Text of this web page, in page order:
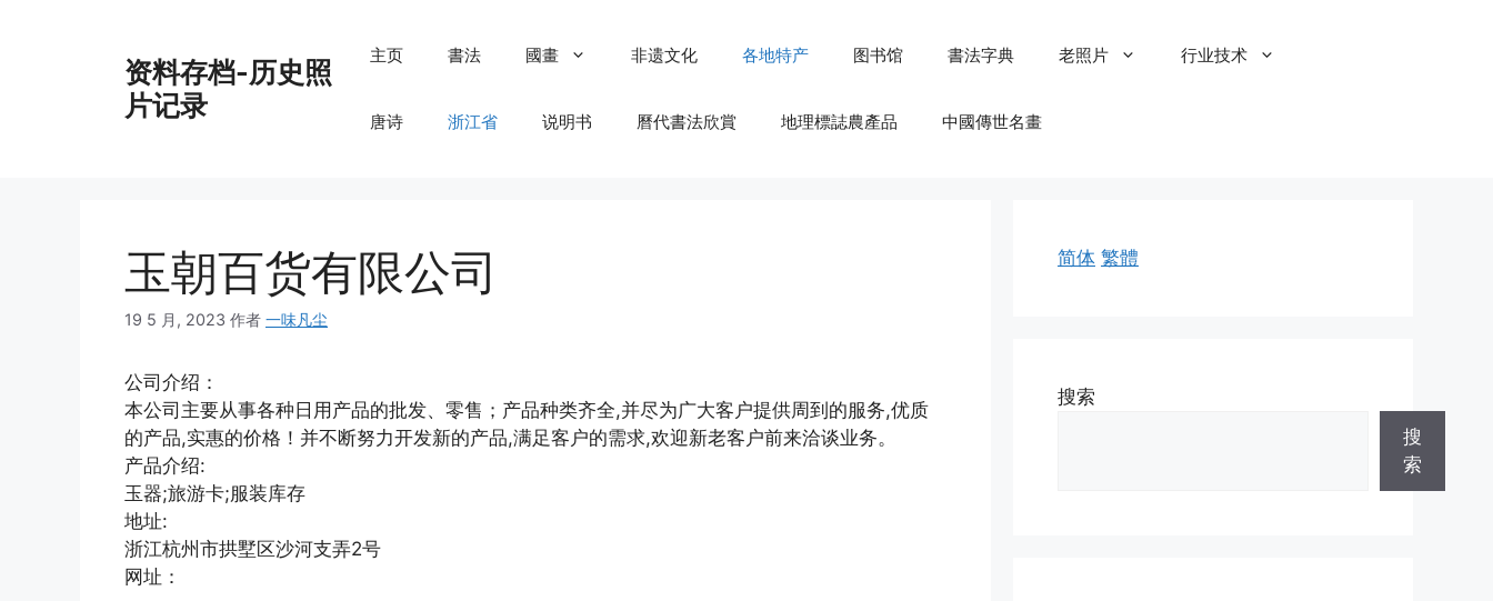
资料存档-历史照
片记录
主页 書法 國畫 非遗文化 各地特产 图书馆 書法字典 老照片 行业技术
唐诗 浙江省 说明书 曆代書法欣賞 地理標誌農產品 中國傳世名畫
玉朝百货有限公司
19 5 月, 2023 作者 一味凡尘
公司介绍：
本公司主要从事各种日用产品的批发、零售；产品种类齐全,并尽为广大客户提供周到的服务,优质
的产品,实惠的价格！并不断努力开发新的产品,满足客户的需求,欢迎新老客户前来洽谈业务。
产品介绍:
玉器;旅游卡;服装库存
地址:
浙江杭州市拱墅区沙河支弄2号
网址：
简体 繁體
搜索
搜
索